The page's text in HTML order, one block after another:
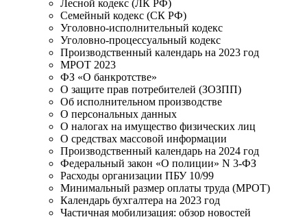
Лесной кодекс (ЛК РФ)
Семейный кодекс (СК РФ)
Уголовно-исполнительный кодекс
Уголовно-процессуальный кодекс
Производственный календарь на 2023 год
МРОТ 2023
ФЗ «О банкротстве»
О защите прав потребителей (ЗОЗПП)
Об исполнительном производстве
О персональных данных
О налогах на имущество физических лиц
О средствах массовой информации
Производственный календарь на 2024 год
Федеральный закон «О полиции» N 3-ФЗ
Расходы организации ПБУ 10/99
Минимальный размер оплаты труда (МРОТ)
Календарь бухгалтера на 2023 год
Частичная мобилизация: обзор новостей